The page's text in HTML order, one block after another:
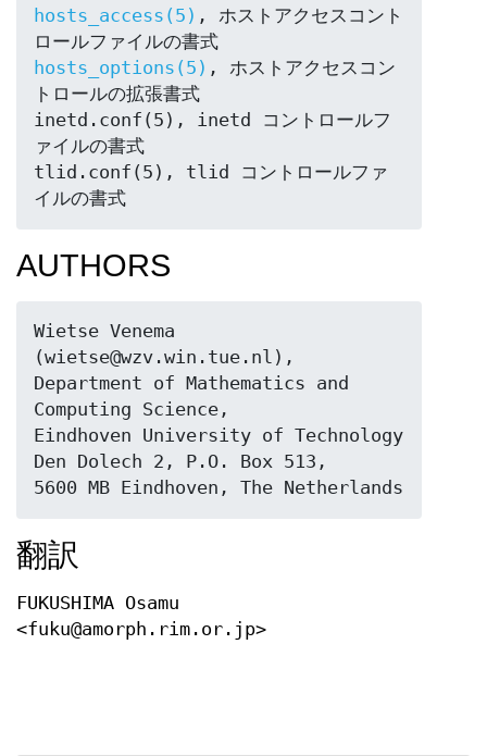
hosts_access(5) , ホストアクセスコント
hosts_options(5) , ホストアクセスコン
トロールの拡張書式
inetd.conf(5), inetd コントロールフ
ァイルの書式
tlid.conf(5), tlid コントロールファ
イルの書式
AUTHORS
Wietse Venema
(wietse@wzv.win.tue.nl),
Department of Mathematics and
Computing Science,
Eindhoven University of Technology
Den Dolech 2, P.O. Box 513,
5600 MB Eindhoven, The Netherlands
翻訳
FUKUSHIMA Osamu
<fuku@amorph.rim.or.jp>